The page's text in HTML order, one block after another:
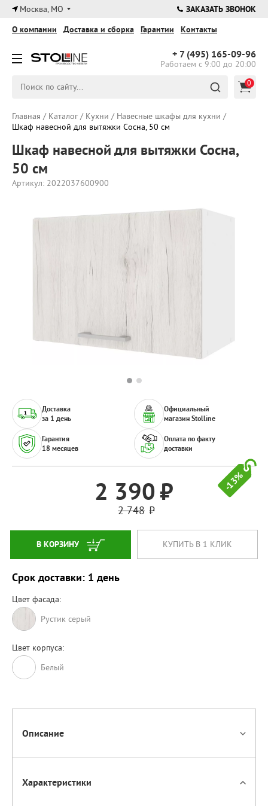
×
Москва, МО ЗАКАЗАТЬ ЗВОНОК
+ 7 (495) 165-09-96
Работаем с 9:00 до 20:00
О компании Доставка и сборка Гарантии Контакты
0
Главная / Каталог/ Кухни / Навесные шкафы для кухни /
Шкаф навесной для вытяжки Сосна, 50 см
Шкаф навесной для вытяжки Сосна,
50 см
Артикул: 2022037600900
-13%
Доставка
за 1 день
Гарантия
18 месяцев
Официальный
магазин Stolline
Оплата по факту
доставки
2 390
2 748
В КОРЗИНУ КУПИТЬ В 1 КЛИК
Срок доставки: 1 день
Цвет фасада:
Рустик серый
Цвет корпуса:
Белый
Описание
Характеристики